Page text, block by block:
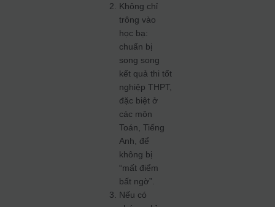
Không chỉ
trông vào
học bạ:
chuẩn bị
song song
kết quả thi tốt
nghiệp THPT,
đặc biệt ở
các môn
Toán, Tiếng
Anh, để
không bị
“mất điểm
bất ngờ”.
Nếu có